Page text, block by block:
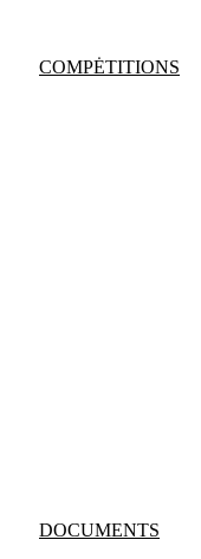
COMPĖTITIONS
DOCUMENTS